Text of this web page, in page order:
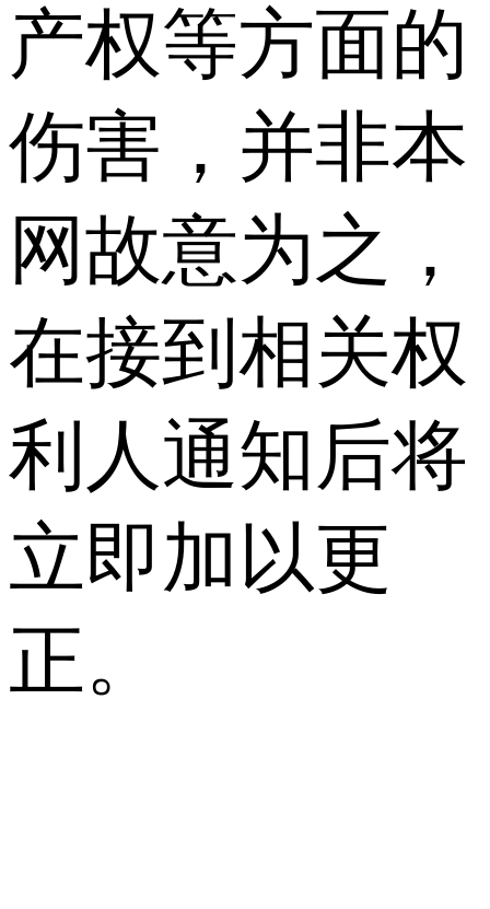
产权等方面的
伤害，并非本
网故意为之，
在接到相关权
利人通知后将
立即加以更
正。